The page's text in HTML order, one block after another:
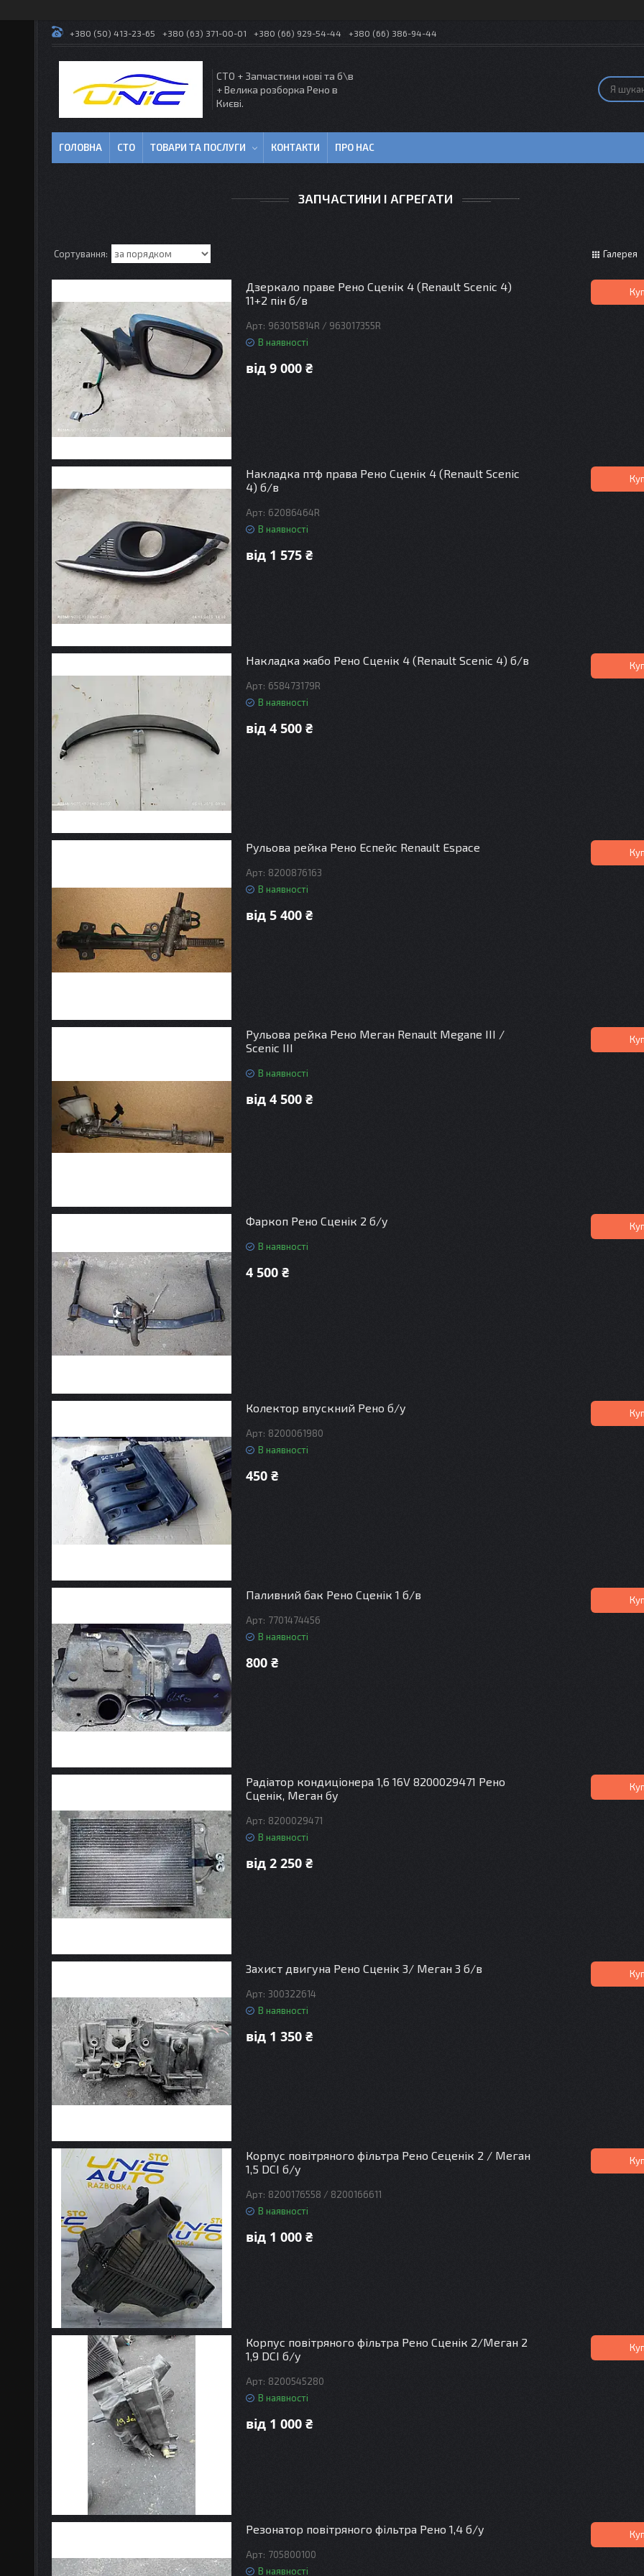
+380 (50) 413-23-65 +380 (63) 371-00-01 +380 (66) 929-54-44 +380 (66) 386-94-44
СТО + Запчастини нові та б\в
+ Велика розборка Рено в
Києві.
ГОЛОВНА СТО ТОВАРИ ТА ПОСЛУГИ КОНТАКТИ ПРО НАС
ЗАПЧАСТИНИ І АГРЕГАТИ
Галерея
Дзеркало праве Рено Сценік 4 (Renault Scenic 4)
11+2 пін б/в
963015814R / 963017355R
В наявності
від 9 000 ₴
Накладка птф права Рено Сценік 4 (Renault Scenic
4) б/в
62086464R
В наявності
від 1 575 ₴
Накладка жабо Рено Сценік 4 (Renault Scenic 4) б/в
658473179R
В наявності
від 4 500 ₴
Рульова рейка Рено Еспейс Renault Espace
8200876163
В наявності
від 5 400 ₴
Рульова рейка Рено Меган Renault Megane III /
Scenic III
В наявності
від 4 500 ₴
Фаркоп Рено Сценік 2 б/у
В наявності
4 500 ₴
Колектор впускний Рено б/у
8200061980
В наявності
450 ₴
Паливний бак Рено Сценік 1 б/в
7701474456
В наявності
800 ₴
Радіатор кондиціонера 1,6 16V 8200029471 Рено
Сценік, Меган бу
8200029471
В наявності
від 2 250 ₴
Захист двигуна Рено Сценік 3/ Меган 3 б/в
300322614
В наявності
від 1 350 ₴
Корпус повітряного фільтра Рено Сеценік 2 / Меган
1,5 DCI б/у
8200176558 / 8200166611
В наявності
від 1 000 ₴
Корпус повітряного фільтра Рено Сценік 2/Меган 2
1,9 DCI б/у
8200545280
В наявності
від 1 000 ₴
Резонатор повітряного фільтра Рено 1,4 б/у
705800100
В наявності